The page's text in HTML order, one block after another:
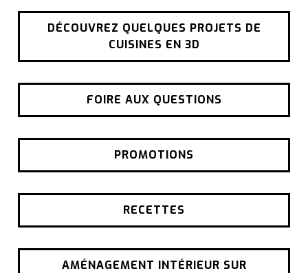
DÉCOUVREZ QUELQUES PROJETS DE
CUISINES EN 3D
FOIRE AUX QUESTIONS
PROMOTIONS
RECETTES
AMÉNAGEMENT INTÉRIEUR SUR